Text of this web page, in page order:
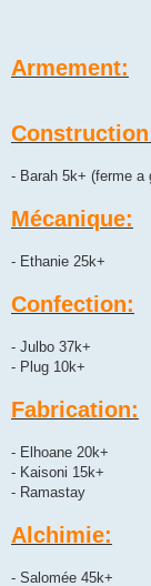
Armement:
- Barah 5k+ (ferme a
Mécanique:
- Ethanie 25k+
Confection:
- Julbo 37k+
- Plug 10k+
Fabrication:
- Elhoane 20k+
- Kaisoni 15k+
- Ramastay
Alchimie:
- Salomée 45k+